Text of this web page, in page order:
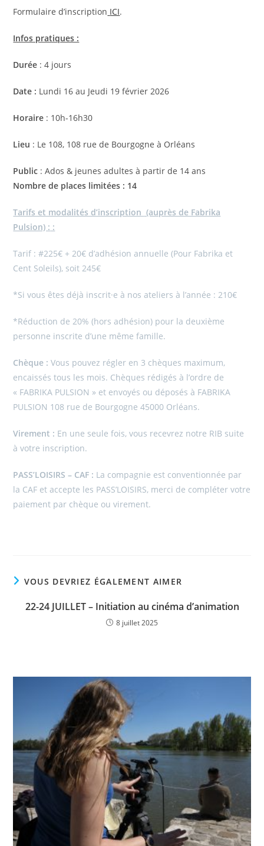
Formulaire d’inscription ICI.
Infos pratiques :
Durée : 4 jours
Date : Lundi 16 au Jeudi 19 février 2026
Horaire : 10h-16h30
Lieu : Le 108, 108 rue de Bourgogne à Orléans
Public : Ados & jeunes adultes à partir de 14 ans
Nombre de places limitées : 14
Tarifs et modalités d’inscription (auprès de Fabrika
Pulsion) : :
Tarif : #225€ + 20€ d’adhésion annuelle (Pour Fabrika et
Cent Soleils), soit 245€
*Si vous êtes déjà inscrit·e à nos ateliers à l’année : 210€
*Réduction de 20% (hors adhésion) pour la deuxième
personne inscrite d’une même famille.
Chèque : Vous pouvez régler en 3 chèques maximum,
encaissés tous les mois. Chèques rédigés à l’ordre de
« FABRIKA PULSION » et envoyés ou déposés à FABRIKA
PULSION 108 rue de Bourgogne 45000 Orléans.
Virement : En une seule fois, vous recevrez notre RIB suite
à votre inscription.
PASS’LOISIRS – CAF : La compagnie est conventionnée par
la CAF et accepte les PASS’LOISIRS, merci de compléter votre
paiement par chèque ou virement.
VOUS DEVRIEZ ÉGALEMENT AIMER
22-24 JUILLET – Initiation au cinéma d’animation
8 juillet 2025